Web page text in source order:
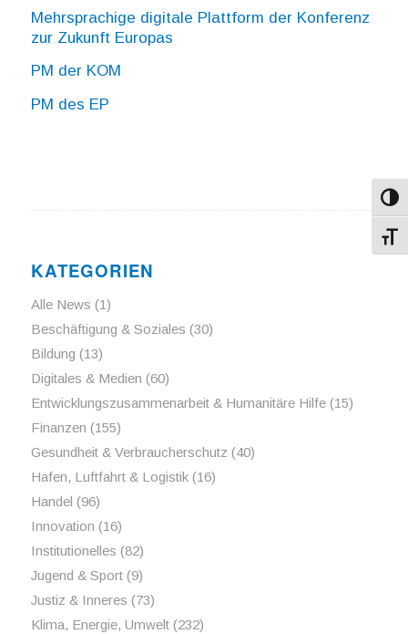
Mehrsprachige digitale Plattform der Konferenz
zur Zukunft Europas
PM der KOM
PM des EP
KATEGORIEN
Alle News (1)
Beschäftigung & Soziales (30)
Bildung (13)
Digitales & Medien (60)
Entwicklungszusammenarbeit & Humanitäre Hilfe(15)
Finanzen (155)
Gesundheit & Verbraucherschutz (40)
Hafen, Luftfahrt & Logistik(16)
Handel (96)
Innovation (16)
Institutionelles (82)
Jugend & Sport(9)
Justiz & Inneres (73)
Klima, Energie, Umwelt(232)